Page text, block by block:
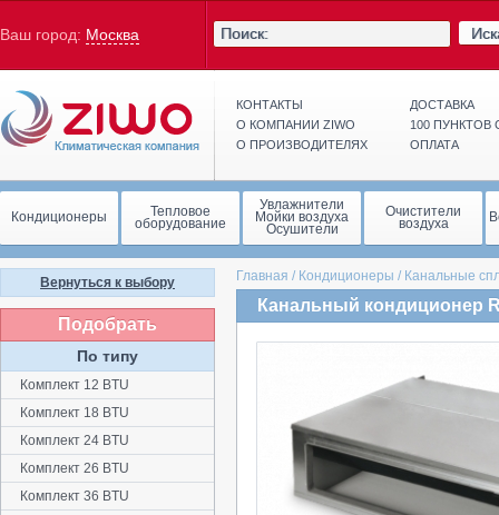
Ваш город: Москва
КОНТАКТЫ
О КОМПАНИИ ZIWO
О ПРОИЗВОДИТЕЛЯХ
ДОСТАВКА
100
ОПЛАТА
Кондиционеры Тепловое
оборудование
Увлажнители
Мойки воздуха
Осушители
Очистители
воздуха
Главная / Кондиционеры / Канальные
Канальный кондиционер
Вернуться к выбору
Подобрать
По типу
Комплект 12 BTU
Комплект 18 BTU
Комплект 24 BTU
Комплект 26 BTU
Комплект 36 BTU